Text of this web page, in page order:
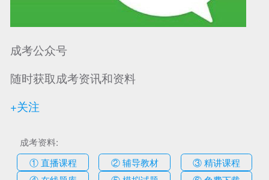
成考公众号
随时获取成考资讯和资料
+关注
成考资料:
① 直播课程
② 辅导教材
③ 精讲课程